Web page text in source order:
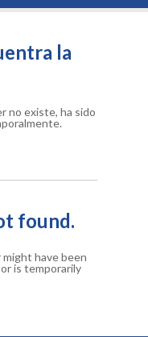
la
no existe, ha sido
found.
have been
is temporarily